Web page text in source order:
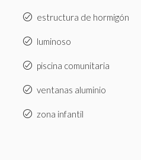
estructura de hormigón
luminoso
piscina comunitaria
ventanas aluminio
zona infantil